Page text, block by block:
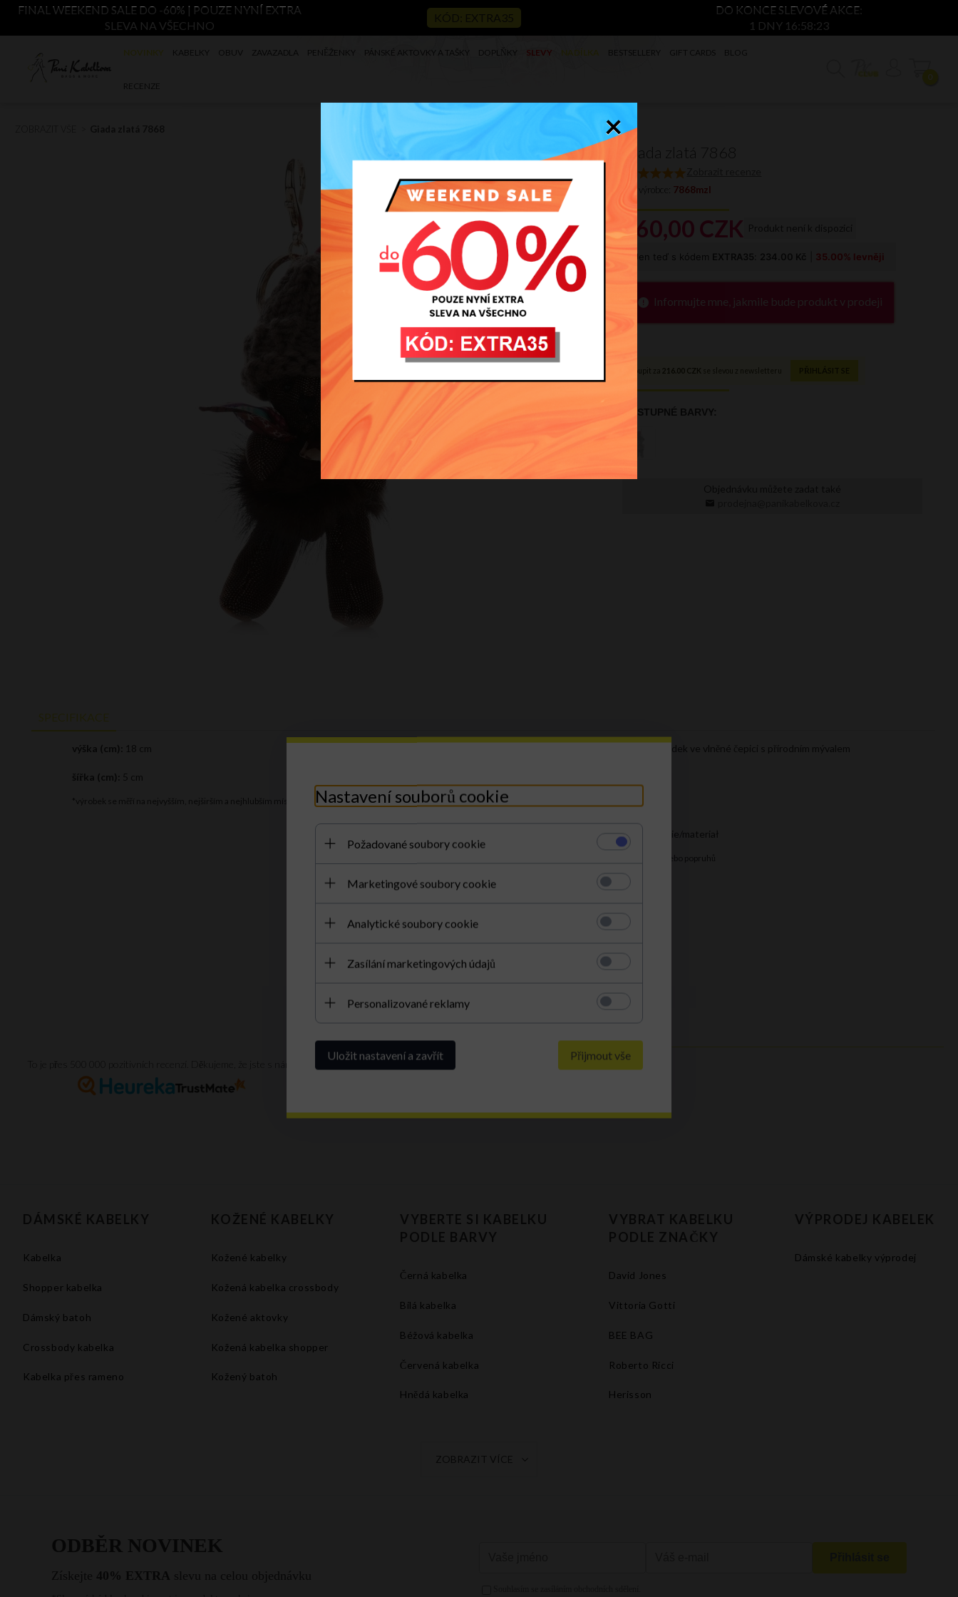
FINAL WEEKEND SALE DO -60% | POUZE NYNÍ EXTRA
SLEVA NA VŠECHNO
DO KONCE SLEVOVÉ AKCE:
1 DNY 16:58:22
NOVINKY KABELKY OBUV ZAVAZADLA PENĚŽENKY PÁNSKÉ AKTOVKY A TAŠKY DOPLŇKY SLEVY NADÍLKA BESTSELLERY GIFT CARDS BLOG
RECENZE
0
Giada zlatá 7868
Kód výrobce: 7868mzl
360,00 CZK
Informujte mne, jakmile bude produkt v prodeji
SPECIFIKACE
výška (cm): 18 cm
šířka (cm): 5 cm
*výrobek se měří na nejvyšším, nejširším a nejhlubším místě
doplňky ke kabelkám - Medvídek ve vlněné čepici s přírodním mývalem
KOLOR:zlatá
naturalne włosie/materiał
** Nastavení se týká pásku nebo rukojetí nebo popruhů
DÁMSKÉ KABELKY
Kabelka
Shopper kabelka
Dámský batoh
Crossbody kabelka
Kabelka přes rameno
KOŽENÉ KABELKY
Kožené kabelky
Kožená kabelka crossbody
Kožené aktovky
Kožená kabelka shopper
Kožený batoh
VYBERTE SI KABELKU
PODLE BARVY
Černá kabelka
Bílá kabelka
Béžová kabelka
Červená kabelka
Hnědá kabelka
Šedá kabelka
VYBRAT KABELKU
PODLE ZNAČKY
David Jones
Vittoria Gotti
BEE BAG
Roberto Ricci
Herisson
VÝPRODEJ KABELEK
Dámské kabelky výprodej
ZOBRAZIT VÍCE
Nastavení souborů cookie
Požadované soubory cookie
Marketingové soubory cookie
Analytické soubory cookie
Zasílání marketingových údajů
Personalizované reklamy
Uložit nastavení a zavřít Přijmout vše
×